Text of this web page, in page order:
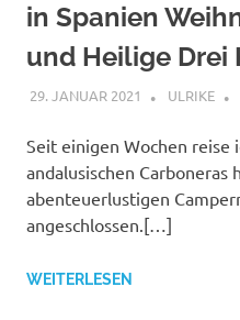
in Spanien
und Heilige Drei
29. JANUAR 2021 ULRIKE
Seit einigen Wochen reise
andalusischen Carboneras
abenteuerlustigen
angeschlossen.[…]
WEITERLESEN